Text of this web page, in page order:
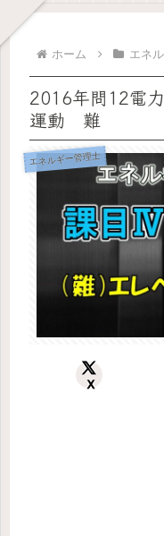
ホーム エネ
2016年問12電
運動 難
エネルギー管理士
X